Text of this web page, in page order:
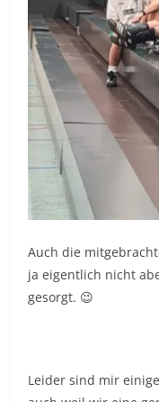
Auch die
ja eigentlich nicht
gesorgt. 😉
Leider sind mir